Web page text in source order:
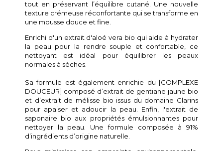
tout en préservant l’équilibre cutané. Une nouvelle
texture crémeuse réconfortante qui se transforme en
une mousse douce et fine.
Enrichi d'un extrait d'aloé vera bio qui aide à hydrater
la peau pour la rendre souple et confortable, ce
nettoyant est idéal pour équilibrer les peaux
normales à sèches.
Sa formule est également enrichie du [COMPLEXE
DOUCEUR] composé d’extrait de gentiane jaune bio
et d’extrait de mélisse bio issus du domaine Clarins
pour apaiser et adoucir la peau. Enfin, l'extrait de
saponaire bio aux propriétés émulsionnantes pour
nettoyer la peau. Une formule composée à 91%
d’ingrédients d’origine naturelle.